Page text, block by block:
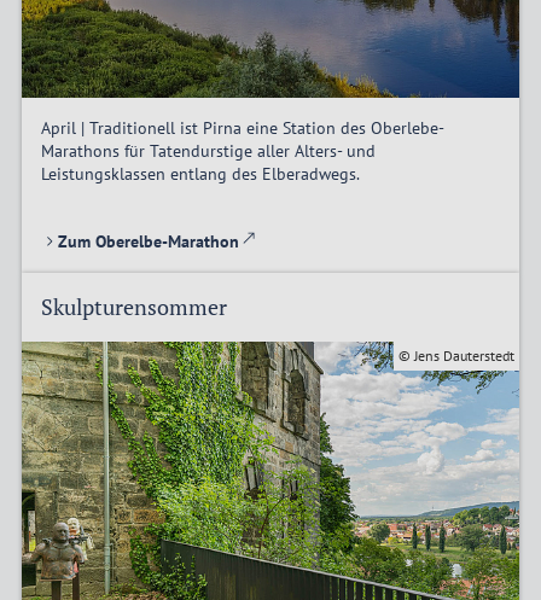
April | Traditionell ist Pirna eine Station des Oberlebe-
Marathons für Tatendurstige aller Alters- und
Leistungsklassen entlang des Elberadwegs.
Zum Oberelbe-Marathon
Skulpturensommer
© Jens Dauterstedt